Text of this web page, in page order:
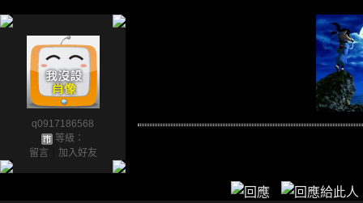
q0917186568
等級：
留言
加入好友